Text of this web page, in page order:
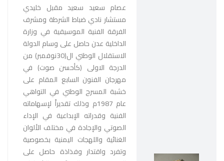
عصام سعيد سعيد مقبل خليدي
مستشار نادي ضباط الشرطة ومشرف
الفرقة الفنية الموسيقية في وزارة
الداخلية عدن حاصل على وسام الدولة
الاستقلال الوطني ال(30نوفمبر) من
الدرجة الاولى (كأحسن صوت) في
مهرجان الفنون السابع المقام على
خشبة المسرح الوطني في التواهي
عام 1987م وذلك تقديراً لإسهاماته
الفنية وقدراته الإبداعية في الإداء
الصوتي والإجادة في مختلف الألوان
الغنائية واللهجات اليمنية بخصوصية
وتفرد واقتدار وفذاذة حاصل على